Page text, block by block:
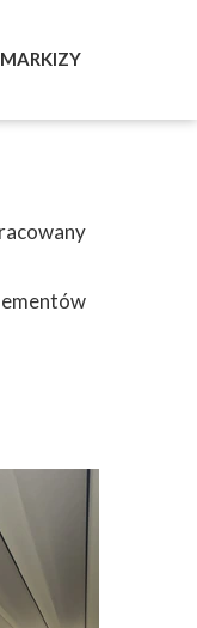
MARKIZY